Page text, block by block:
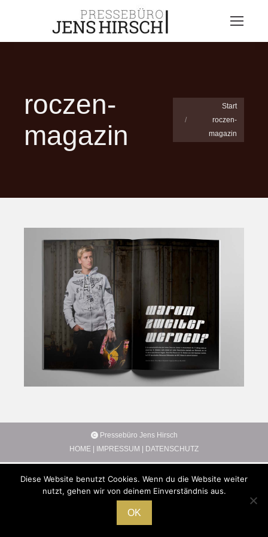
roczen-
magazin
Sie befinden sich hier:
Start
roczen-
magazin
Pressebüro Jens Hirsch
HOME
IMPRESSUM DATENSCHUTZ
Diese Website benutzt Cookies. Wenn du die Website weiter
nutzt, gehen wir von deinem Einverständnis aus.
OK